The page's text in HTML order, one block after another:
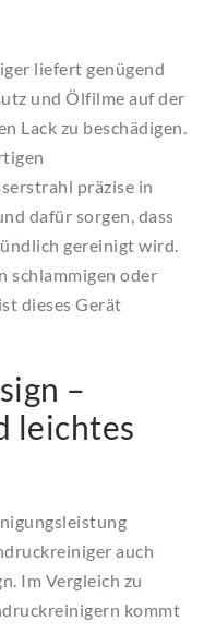
liefert genügend
und Ölfilme auf der
Lack zu beschädigen.
präzise in
dafür sorgen, dass
gereinigt wird.
schlammigen oder
dieses Gerät
–
leichtes
auch
Im Vergleich zu
kommt